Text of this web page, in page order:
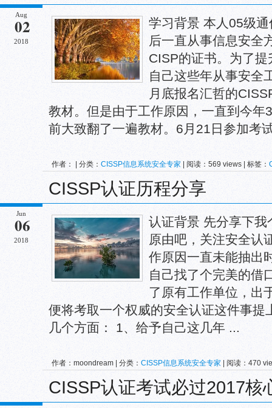
Aug
02
2018
学习背景 本人05级
后一直从事信息安全
CISP的证书。为了
自己这些年从事安全
月底报名汇哲的
教材。但是由于工作原因，一直到今年
前大致翻了一遍教材。6月21日参加考
作者： | 分类： CISSP信息系统安全专家 | 阅读：569 views | 标签：
CISSP认证历程分享
Jun
06
2018
认证背景 先分享下
原由吧，关注安全认
作原因一直未能抽出
自己找了个完美的借
了原有工作单位，出
便将考取一个权威的安全认证这件事提
几个方面： 1、给予自己这几年 ...
作者：moondream | 分类： CISSP信息系统安全专家 | 阅读：470
CISSP认证考试必过2017核